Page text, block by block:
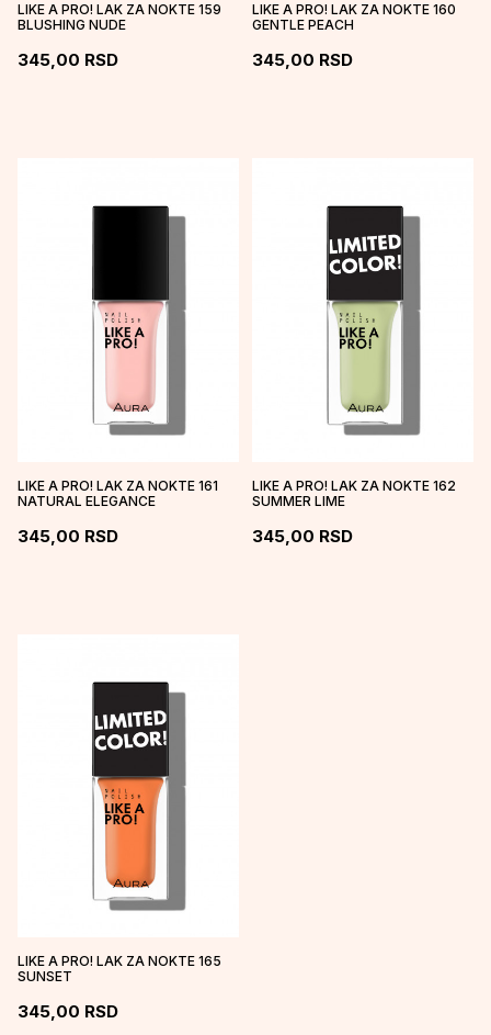
LIKE A PRO! LAK ZA NOKTE 159
BLUSHING NUDE
345,00 RSD
LIKE A PRO! LAK ZA NOKTE 160
GENTLE PEACH
345,00 RSD
LIKE A PRO! LAK ZA NOKTE 161
NATURAL ELEGANCE
345,00 RSD
LIKE A PRO! LAK ZA NOKTE 162
SUMMER LIME
345,00 RSD
LIKE A PRO! LAK ZA NOKTE 165
SUNSET
345,00 RSD